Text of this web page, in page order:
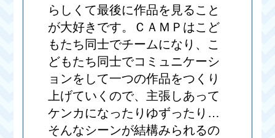
らしくて最後に作品を見ること
が大好きです。ＣＡＭＰはこど
もたち同士でチームになり、こ
どもたち同士でコミュニケーシ
ョンをして一つの作品をつくり
上げていくので、主張しあって
ケンカになったりゆずったり…
そんなシーンが結構みられるの